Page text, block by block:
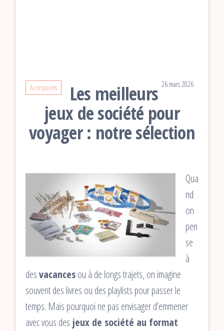
Accessoires 26 mars 2026
Les meilleurs
jeux de société pour
voyager : notre sélection
Qua
nd
on
pen
se
à
desvacancesou à de longs trajets, on imagine
souvent des livres ou des playlists pour passer le
temps. Mais pourquoi ne pas envisager d’emmener
avec vous des jeux de société au format